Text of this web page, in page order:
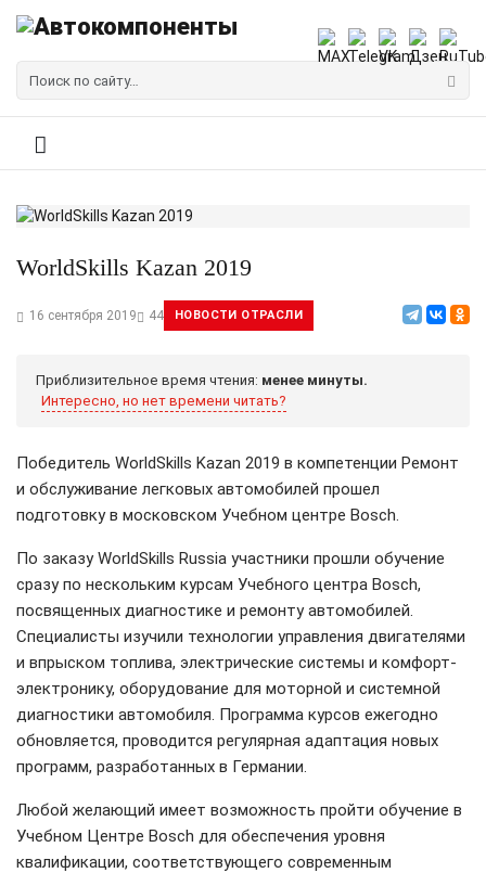
WorldSkills Kazan 2019
16 сентября 2019 44 НОВОСТИ ОТРАСЛИ
Приблизительное время чтения: менее минуты.
Интересно, но нет времени читать?
Победитель WorldSkills Kazan 2019 в компетенции Ремонт
и обслуживание легковых автомобилей прошел
подготовку в московском Учебном центре Bosch.
По заказу WorldSkills Russia участники прошли обучение
сразу по нескольким курсам Учебного центра Bosch,
посвященных диагностике и ремонту автомобилей.
Специалисты изучили технологии управления двигателями
и впрыском топлива, электрические системы и комфорт-
электронику, оборудование для моторной и системной
диагностики автомобиля. Программа курсов ежегодно
обновляется, проводится регулярная адаптация новых
программ, разработанных в Германии.
Любой желающий имеет возможность пройти обучение в
Учебном Центре Bosch для обеспечения уровня
квалификации, соответствующего современным